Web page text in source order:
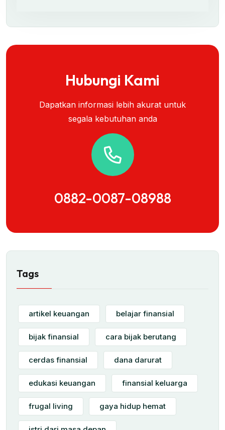
Hubungi Kami
Dapatkan informasi lebih akurat untuk
segala kebutuhan anda
0882-0087-08988
Tags
artikel keuangan belajar finansial
bijak finansial cara bijak berutang
cerdas finansial dana darurat
edukasi keuangan finansial keluarga
frugal living gaya hidup hemat